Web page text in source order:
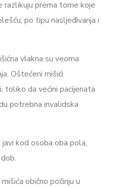
razlikuju prema tome koje
po tipu nasljeđivanja i
vlakna su veoma
Oštećeni mišići
toliko da većini pacijenata
potrebna invalidska
kod osoba oba pola,
obično počinju u